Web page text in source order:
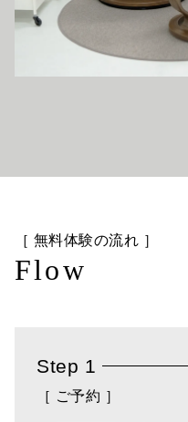
［ 無料体験の流れ ］
Flow
Step 1
［ ご予約 ］